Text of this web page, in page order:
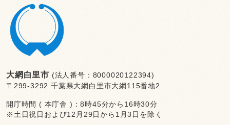
大網白里市 (法人番号：8000020122394)
〒299-3292 千葉県大網白里市大網115番地2
開庁時間 ( 本庁舎 )：8時45分から16時30分
※土日祝日および12月29日から1月3日を除く